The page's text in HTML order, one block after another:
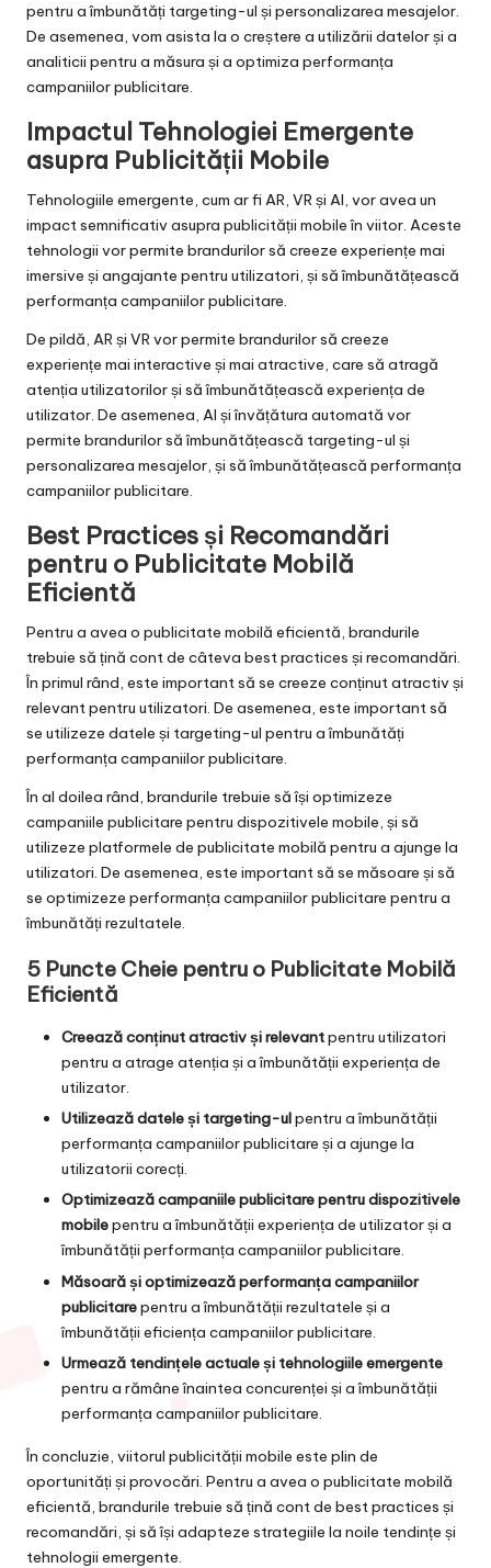
pentru a îmbunătăți targeting-ul și personalizarea mesajelor.
De asemenea, vom asista la o creștere a utilizării datelor și a
analiticii pentru a măsura și a optimiza performanța
campaniilor publicitare.
Impactul Tehnologiei Emergente
asupra Publicității Mobile
Tehnologiile emergente, cum ar fi AR, VR și AI, vor avea un
impact semnificativ asupra publicității mobile în viitor. Aceste
tehnologii vor permite brandurilor să creeze experiențe mai
imersive și angajante pentru utilizatori, și să îmbunătățească
performanța campaniilor publicitare.
De pildă, AR și VR vor permite brandurilor să creeze
experiențe mai interactive și mai atractive, care să atragă
atenția utilizatorilor și să îmbunătățească experiența de
utilizator. De asemenea, AI și învățătura automată vor
permite brandurilor să îmbunătățească targeting-ul și
personalizarea mesajelor, și să îmbunătățească performanța
campaniilor publicitare.
Best Practices și Recomandări
pentru o Publicitate Mobilă
Eficientă
Pentru a avea o publicitate mobilă eficientă, brandurile
trebuie să țină cont de câteva best practices și recomandări.
În primul rând, este important să se creeze conținut atractiv și
relevant pentru utilizatori. De asemenea, este important să
se utilizeze datele și targeting-ul pentru a îmbunătăți
performanța campaniilor publicitare.
În al doilea rând, brandurile trebuie să își optimizeze
campaniile publicitare pentru dispozitivele mobile, și să
utilizeze platformele de publicitate mobilă pentru a ajunge la
utilizatori. De asemenea, este important să se măsoare și să
se optimizeze performanța campaniilor publicitare pentru a
îmbunătăți rezultatele.
5 Puncte Cheie pentru o Publicitate Mobilă
Eficientă
Creează conținut atractiv și relevantpentru utilizatori
pentru a atrage atenția și a îmbunătății experiența de
utilizator.
Utilizează datele și targeting-ulpentru a îmbunătății
performanța campaniilor publicitare și a ajunge la
utilizatorii corecți.
Optimizează campaniile publicitare pentru dispozitivele
mobilepentru a îmbunătății experiența de utilizator și a
îmbunătății performanța campaniilor publicitare.
Măsoară și optimizează performanța campaniilor
publicitarepentru a îmbunătății rezultatele și a
îmbunătății eficiența campaniilor publicitare.
Urmează tendințele actuale și tehnologiile emergente
pentru a rămâne înaintea concurenței și a îmbunătății
performanța campaniilor publicitare.
În concluzie, viitorul publicității mobile este plin de
oportunități și provocări. Pentru a avea o publicitate mobilă
eficientă, brandurile trebuie să țină cont de best practices și
recomandări, și să își adapteze strategiile la noile tendințe și
tehnologii emergente.